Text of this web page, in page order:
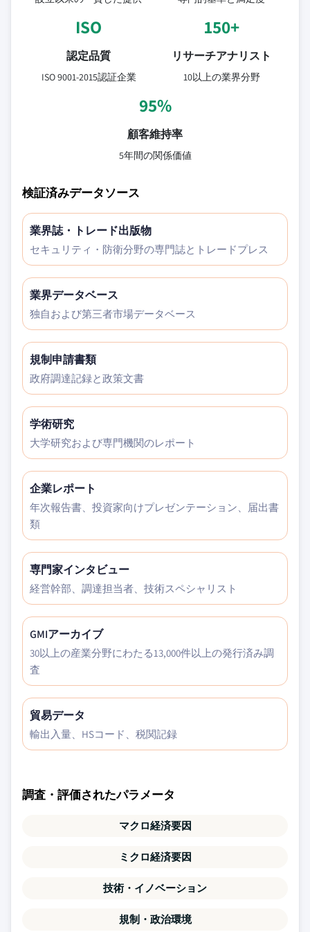
ISO
認定品質
ISO 9001-2015認証企業
150+
リサーチアナリスト
10以上の業界分野
95%
顧客維持率
5年間の関係価値
検証済みデータソース
業界誌・トレード出版物
セキュリティ・防衛分野の専門誌とトレードプレス
業界データベース
独自および第三者市場データベース
規制申請書類
政府調達記録と政策文書
学術研究
大学研究および専門機関のレポート
企業レポート
年次報告書、投資家向けプレゼンテーション、届出書
類
専門家インタビュー
経営幹部、調達担当者、技術スペシャリスト
GMIアーカイブ
30以上の産業分野にわたる13,000件以上の発行済み調
査
貿易データ
輸出入量、HSコード、税関記録
調査・評価されたパラメータ
マクロ経済要因
ミクロ経済要因
技術・イノベーション
規制・政治環境